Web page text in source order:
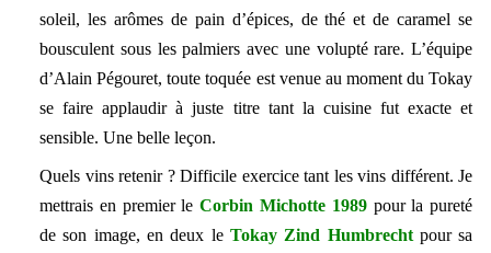
soleil, les arômes de pain d’épices, de thé et de caramel se
bousculent sous les palmiers avec une volupté rare. L’équipe
d’Alain Pégouret, toute toquée est venue au moment du Tokay
se faire applaudir à juste titre tant la cuisine fut exacte et
sensible. Une belle leçon.
Quels vins retenir ? Difficile exercice tant les vins différent. Je
mettrais en premier leCorbin Michotte 1989pour la pureté
de son image, en deux le Tokay Zind Humbrechtpour sa